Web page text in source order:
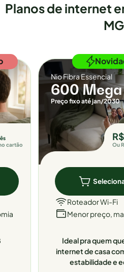
Planos de internet
MG
cartão
Nio Fibra Essencial
600 Mega
Preço fixo até jan/2030
Ou
Roteador Wi-Fi
Menor preço,
Ideal pra quem
internet de casa
estabilidade e